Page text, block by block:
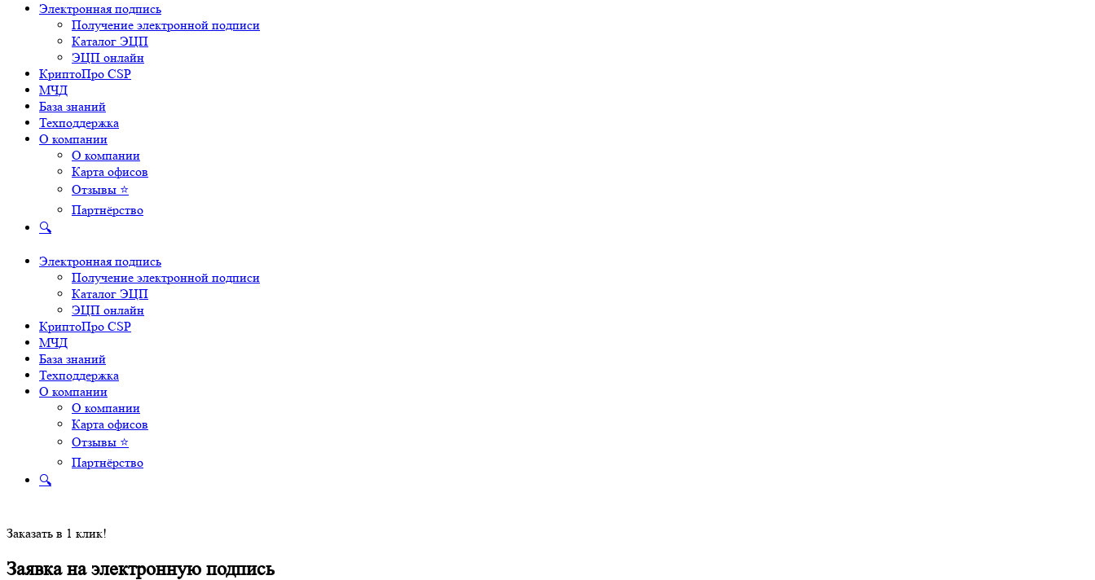
Электронная подпись
Получение электронной подписи
Каталог ЭЦП
ЭЦП онлайн
КриптоПро CSP
МЧД
База знаний
Техподдержка
О компании
О компании
Карта офисов
Отзывы ⭐
Партнёрство
🔍
Электронная подпись
Получение электронной подписи
Каталог ЭЦП
ЭЦП онлайн
КриптоПро CSP
МЧД
База знаний
Техподдержка
О компании
О компании
Карта офисов
Отзывы ⭐
Партнёрство
🔍
Заказать в 1 клик!
Заявка на электронную подпись